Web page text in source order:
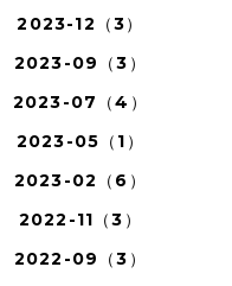
2023-12（3）
2023-09（3）
2023-07（4）
2023-05（1）
2023-02（6）
2022-11（3）
2022-09（3）